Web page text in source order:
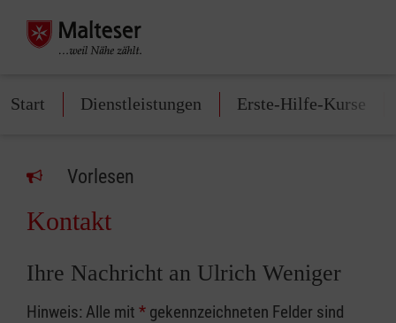
Start Dienstleistungen Erste-Hilfe-Kurse
Vorlesen
Kontakt
Ihre Nachricht an Ulrich Weniger
Hinweis: Alle mit * gekennzeichneten Felder sind